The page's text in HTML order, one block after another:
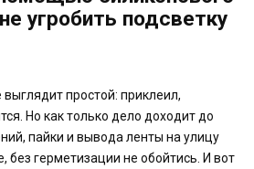
угробить подсветку
выглядит простой: приклеил,
Но как только дело доходит до
пайки и вывода ленты на улицу
герметизации не обойтись. И вот